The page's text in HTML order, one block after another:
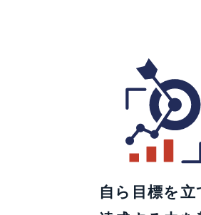
自ら目標を立